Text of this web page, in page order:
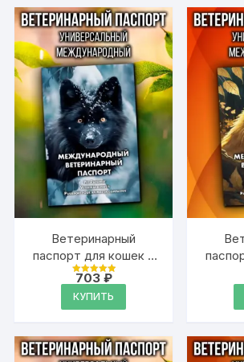
Ветеринарный
паспорт для кошек и
собак
международный
Оценка
из 5
703 ₽
КУПИТЬ